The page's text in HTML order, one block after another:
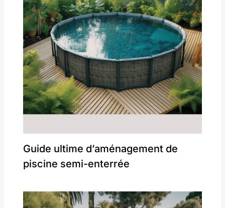
Guide ultime d’aménagement de
piscine semi-enterrée